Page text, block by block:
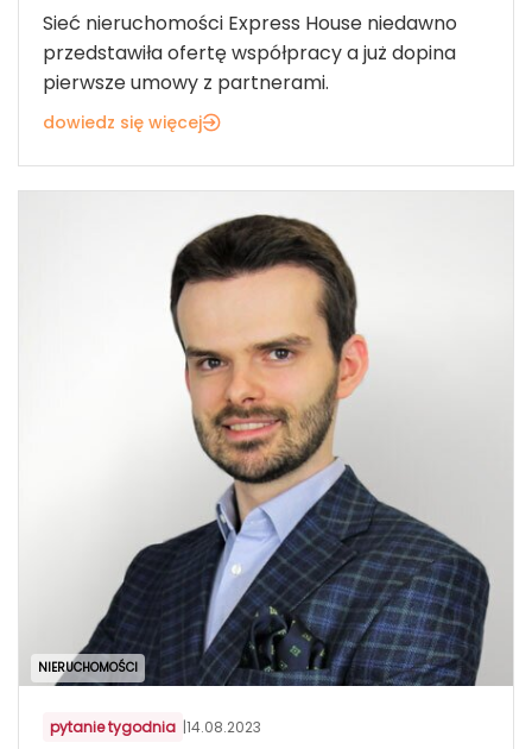
Sieć nieruchomości Express House niedawno
przedstawiła ofertę współpracy a już dopina
pierwsze umowy z partnerami.
dowiedz się więcej
NIERUCHOMOŚCI
pytanie tygodnia |14.08.2023